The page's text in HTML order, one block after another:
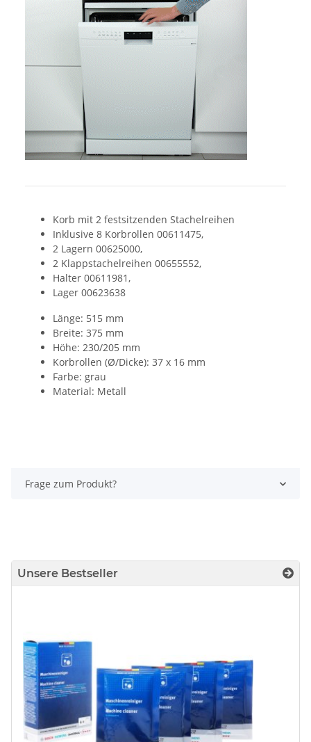
Korb mit 2 festsitzenden Stachelreihen
Inklusive 8 Korbrollen 00611475,
2 Lagern 00625000,
2 Klappstachelreihen 00655552,
Halter 00611981,
Lager 00623638
Länge: 515 mm
Breite: 375 mm
Höhe: 230/205 mm
Korbrollen (Ø/Dicke): 37 x 16 mm
Farbe: grau
Material: Metall
Frage zum Produkt?
Unsere Bestseller